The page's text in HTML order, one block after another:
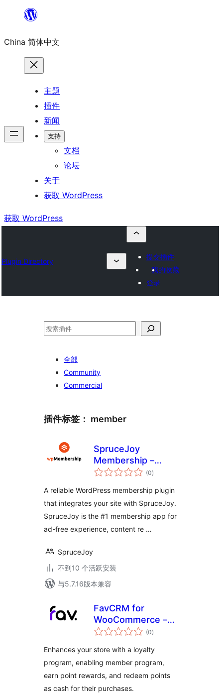
内
China 简体中文
主题
插件
新闻
支持
文档
论坛
关于
获取 WordPress
获取 WordPress
Plugin Directory
提交插件
我的收藏
登录
搜
全部
Community
Commercial
插件标签： member
SpruceJoy
Membership –
Content
Free, Paid & Free
Member
Subscriptions
(0总
评)
A reliable WordPress membership plugin
that integrates your site with SpruceJoy.
SpruceJoy is the #1 membership app for
ad-free experience, content re …
SpruceJoy
不到10 个活跃安装
与5.7.16版本兼容
FavCRM for
WooCommerce –
Member Point
(0总
评)
Enhances your store with a loyalty
program, enabling member program,
earn point rewards, and redeem points
as cash for their purchases.